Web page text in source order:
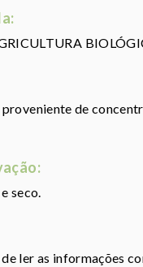
proveniente de
seco.
ler as informações